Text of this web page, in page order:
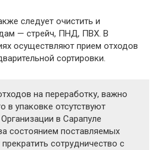
следует очистить и
— стрейч, ПНД, ПВХ. В
осуществляют прием отходов
сортировки.
на переработку, важно
в упаковке отсутствуют
в Сарапуле
состоянием поставляемых
сотрудничество с